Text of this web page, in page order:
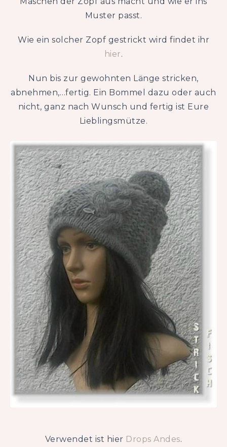
Muster passt.
Wie ein solcher Zopf gestrickt wird findet ihr
hier.
Nun bis zur gewohnten Länge stricken,
abnehmen,…fertig. Ein Bommel dazu oder auch
nicht, ganz nach Wunsch und fertig ist Eure
Lieblingsmütze.
Verwendet ist hier Drops Andes.